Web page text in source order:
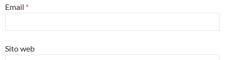
Email *
Sito web